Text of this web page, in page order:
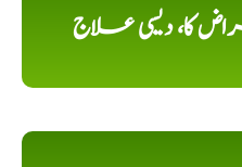
کا، دیسی علاج